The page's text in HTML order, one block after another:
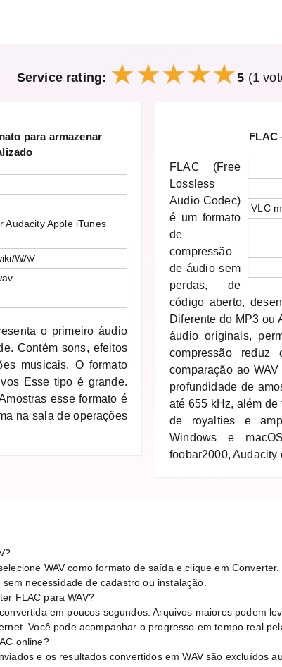
Service rating: 5 (1
para armazenar
Audacity Apple iTunes
WAV
o primeiro áudio
Contém sons, efeitos
musicais. O formato
Esse tipo é grande.
esse formato é
na sala de operações
FLAC
VLC
FLAC (Free
Lossless
Audio Codec)
é um formato
de
compressão
de áudio sem
perdas, de
código aberto,
Diferente do MP3 ou
áudio originais,
compressão
comparação ao
profundidade de
até 655 kHz, além
de royalties e
Windows e
foobar2000, Audacity
WAV como formato de saída e clique em
necessidade de cadastro ou instalação.
FLAC para WAV?
em poucos segundos. Arquivos maiores podem
Você pode acompanhar o progresso em tempo real
online?
e os resultados convertidos em WAV são excluídos